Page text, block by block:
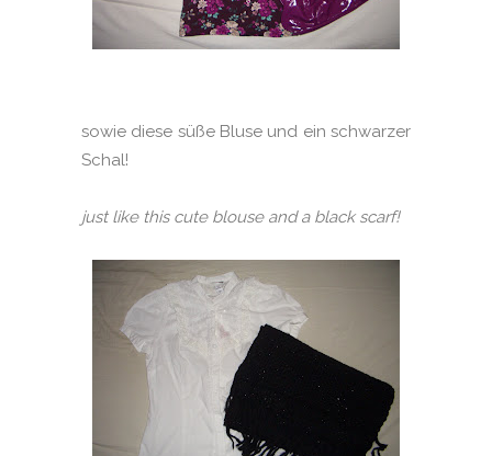
sowie diese süße Bluse und ein schwarzer
Schal!
just like this cute blouse and a black scarf!